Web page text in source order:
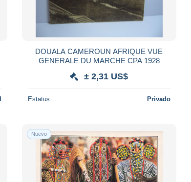
DOUALA CAMEROUN AFRIQUE VUE
GENERALE DU MARCHE CPA 1928
± 2,31 US$
Estatus Privado
Nuevo